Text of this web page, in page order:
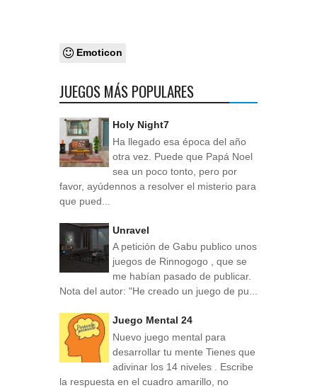
Emoticon
JUEGOS MÁS POPULARES
Holy Night7
Ha llegado esa época del año
otra vez. Puede que Papá Noel
sea un poco tonto, pero por
favor, ayúdennos a resolver el misterio para
que pued...
Unravel
A petición de Gabu publico unos
juegos de Rinnogogo , que se
me habían pasado de publicar.
Nota del autor: "He creado un juego de pu...
Juego Mental 24
Nuevo juego mental para
desarrollar tu mente Tienes que
adivinar los 14 niveles . Escribe
la respuesta en el cuadro amarillo, no